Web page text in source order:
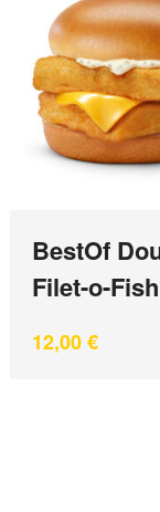
BestOf
Filet-o-
12,00€